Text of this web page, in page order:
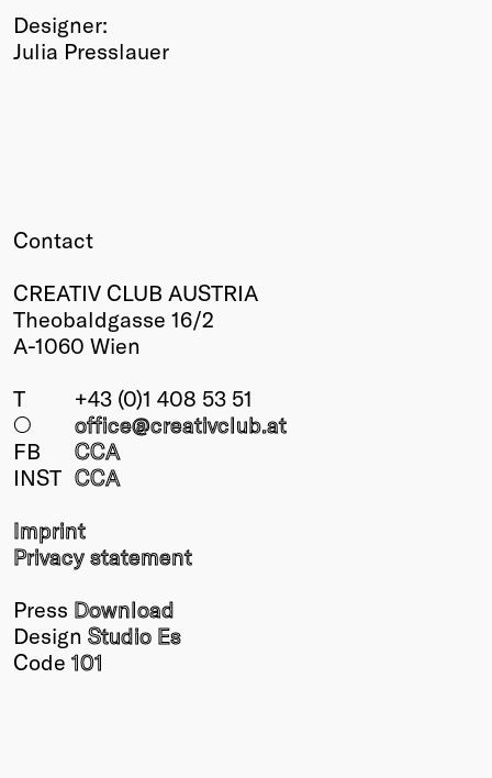
Designer:
Julia Presslauer
Contact
CREATIV CLUB AUSTRIA
Theobaldgasse 16/2
A-1060 Wien
T
+43 (0)1 408 53 51
○
office@creativclub.at
FB
CCA
INST CCA
Imprint
Privacy statement
Press Download
Design Studio Es
Code 101